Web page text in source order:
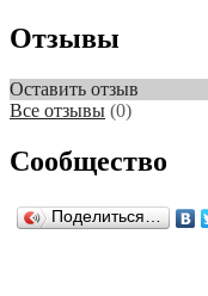
Отзывы
Оставить отзыв
Все отзывы (0)
Сообщество
Поделиться…